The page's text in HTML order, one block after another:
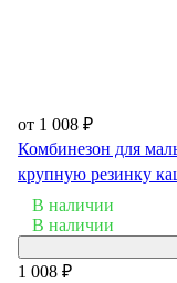
от 1 008 ₽
Комбинезон для
крупную резинку
В наличии
В наличии
1 008 ₽